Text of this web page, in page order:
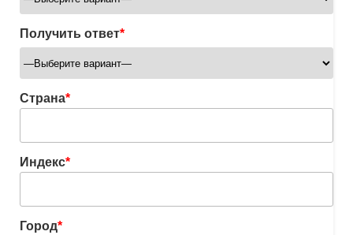
Получить ответ*
Страна*
Индекс*
Город*